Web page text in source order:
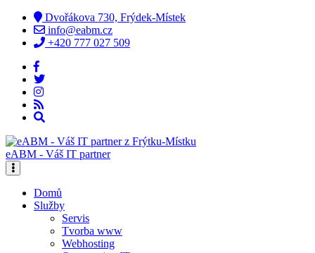
Dvořákova 730, Frýdek-Místek
info@eabm.cz
+420 777 027 509
eABM - Váš IT partner
Domů
Služby
Servis
Tvorba www
Webhosting